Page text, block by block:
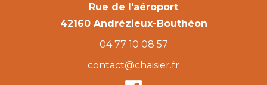
Rue de l'aéroport
42160 Andrézieux-Bouthéon
04 77 10 08 57
contact@chaisier.fr